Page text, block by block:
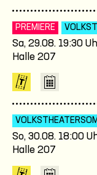
PREMIERE
Sa, 29.08. 19:30
Halle 207
So, 30.08. 18:00
Halle 207